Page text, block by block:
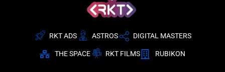
RKT ADS ASTROS DIGITAL MASTERS
THE SPACE RKT FILMS RUBIKON